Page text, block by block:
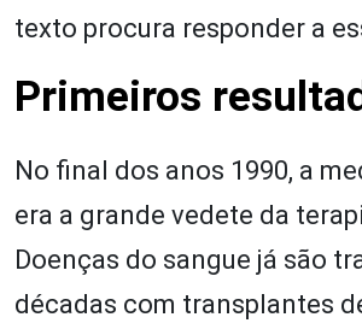
texto procura responder a
Primeiros
No final dos anos 1990, a
era a grande vedete da
Doenças do sangue já são
décadas com transplantes